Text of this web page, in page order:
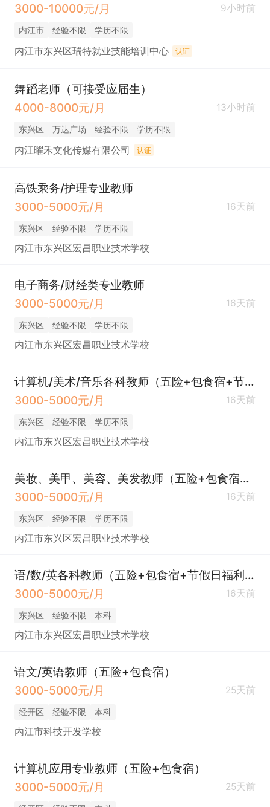
3000-10000元/月
9小时前
内江市 经验不限 学历不限
内江市东兴区瑞特就业技能培训中心 认证
舞蹈老师（可接受应届生）
4000-8000元/月
13小时前
东兴区 万达广场 经验不限 学历不限
内江曜禾文化传媒有限公司 认证
高铁乘务/护理专业教师
3000-5000元/月
16天前
东兴区 经验不限 学历不限
内江市东兴区宏昌职业技术学校
电子商务/财经类专业教师
3000-5000元/月
16天前
东兴区 经验不限 学历不限
内江市东兴区宏昌职业技术学校
计算机/美术/音乐各科教师（五险+包食宿+节假日福利）
3000-5000元/月
16天前
东兴区 经验不限 学历不限
内江市东兴区宏昌职业技术学校
美妆、美甲、美容、美发教师（五险+包食宿+节假日福利）
3000-5000元/月
16天前
东兴区 经验不限 学历不限
内江市东兴区宏昌职业技术学校
语/数/英各科教师（五险+包食宿+节假日福利）
3000-5000元/月
16天前
东兴区 经验不限 本科
内江市东兴区宏昌职业技术学校
语文/英语教师（五险+包食宿）
3000-5000元/月
25天前
经开区 经验不限 本科
内江市科技开发学校
计算机应用专业教师（五险+包食宿）
3000-5000元/月
25天前